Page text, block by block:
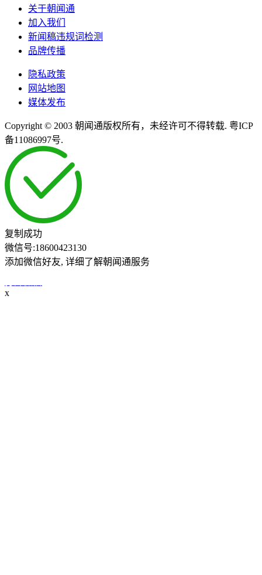
关于朝闻通
加入我们
新闻稿违规词检测
品牌传播
隐私政策
网站地图
媒体发布
Copyright © 2003 朝闻通版权所有，未经许可不得转载. 粤ICP
备11086997号.
复制成功
微信号:18600423130
添加微信好友, 详细了解朝闻通服务
x